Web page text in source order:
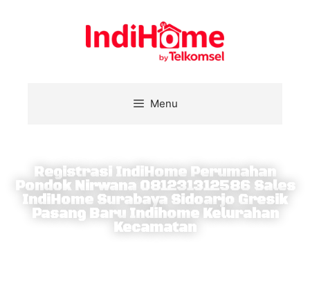
Menu
Registrasi IndiHome Perumahan
Pondok Nirwana 081231312586 Sales
IndiHome Surabaya Sidoarjo Gresik
Pasang Baru Indihome Kelurahan
Kecamatan